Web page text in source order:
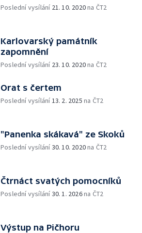
Poslední vysílání 21. 10. 2020na ČT2
Karlovarský památník
zapomnění
Poslední vysílání 23. 10. 2020na ČT2
Orat s čertem
Poslední vysílání13. 2. 2025 na ČT2
"Panenka skákavá" ze Skoků
Poslední vysílání30. 10. 2020na ČT2
Čtrnáct svatých pomocníků
Poslední vysílání30. 1. 2026na ČT2
Výstup na Pičhoru